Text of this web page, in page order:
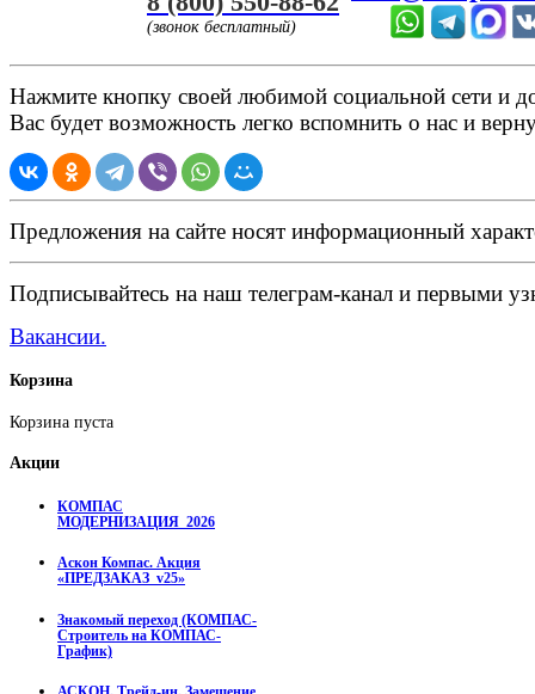
(звонок бесплатный)
Нажмите кнопку своей любимой социальной сети и
Вас будет возможность легко вспомнить о нас и
Предложения на сайте носят информационный
Подписывайтесь на наш телеграм-канал и первыми
Вакансии.
Корзина
Корзина пуста
Акции
КОМПАС
МОДЕРНИЗАЦИЯ_2026
Аскон Компас. Акция
«ПРЕДЗАКАЗ_v25»
Знакомый переход (КОМПАС-
Строитель на КОМПАС-
График)